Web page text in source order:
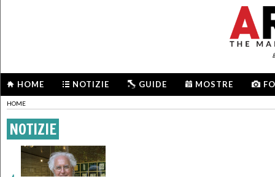
HOME NOTIZIE GUIDE MOSTRE
HOME
NOTIZIE